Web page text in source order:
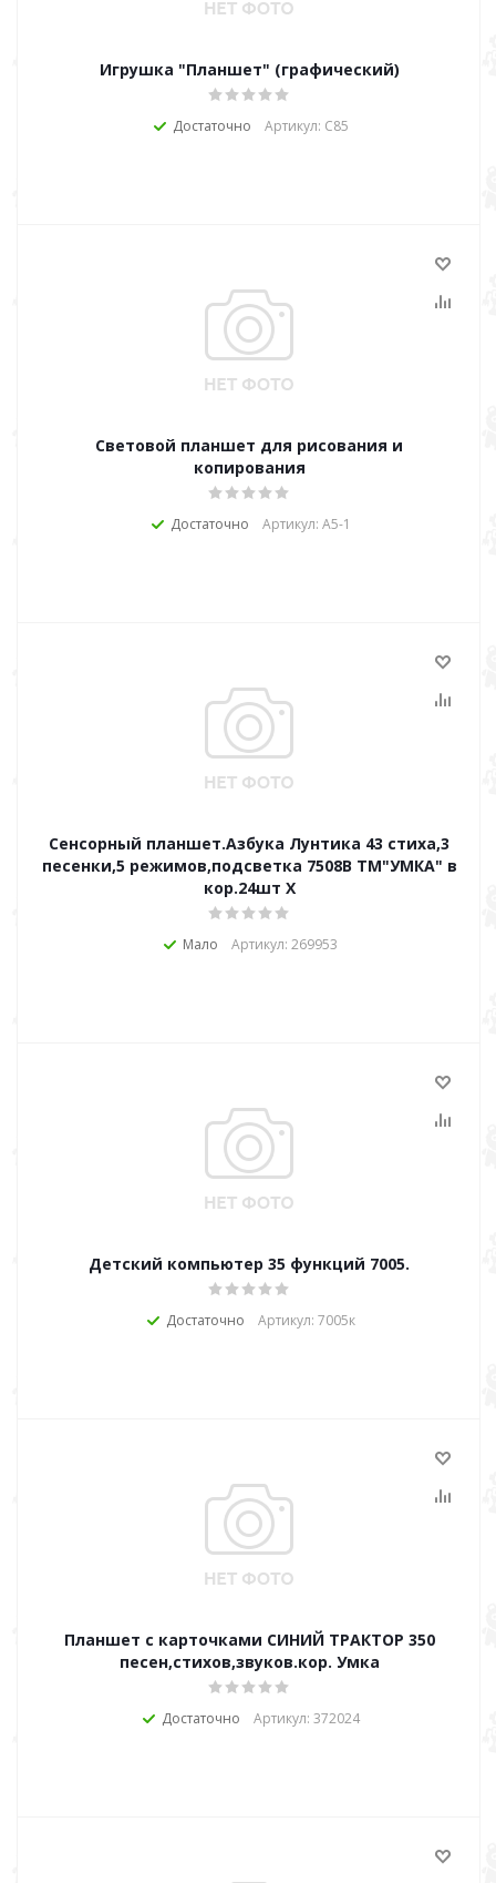
Игрушка "Планшет" (графический)
Достаточно Артикул: С85
Световой планшет для рисования и
копирования
Достаточно Артикул: А5-1
Сенсорный планшет.Азбука Лунтика 43 стиха,3
песенки,5 режимов,подсветка 7508B ТМ"УМКА" в
кор.24шт X
Мало Артикул: 269953
Детский компьютер 35 функций 7005.
Достаточно Артикул: 7005к
Планшет с карточками СИНИЙ ТРАКТОР 350
песен,стихов,звуков.кор. Умка
Достаточно Артикул: 372024